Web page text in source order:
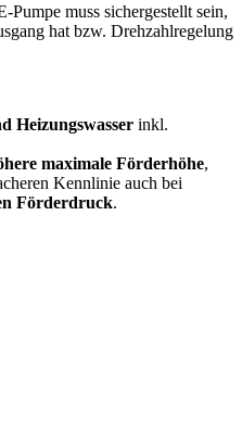
Pumpe muss sichergestellt sein,
hat bzw. Drehzahlregelung
Heizungswasser inkl.
maximale Förderhöhe,
Kennlinie auch bei
Förderdruck.